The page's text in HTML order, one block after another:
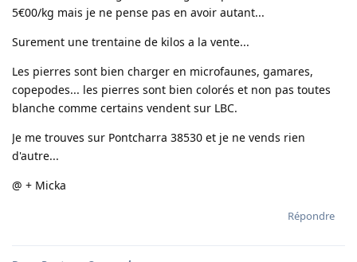
5€00/kg mais je ne pense pas en avoir autant...
Surement une trentaine de kilos a la vente...
Les pierres sont bien charger en microfaunes, gamares,
copepodes... les pierres sont bien colorés et non pas toutes
blanche comme certains vendent sur LBC.
Je me trouves sur Pontcharra 38530 et je ne vends rien
d'autre...
@ + Micka
Répondre